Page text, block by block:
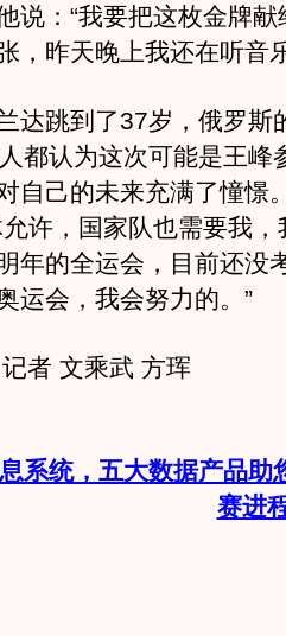
说：“我要把这枚金牌
，昨天晚上我还在听音
跳到了37岁，俄罗斯
都认为这次可能是王峰
自己的未来充满了憧憬
许，国家队也需要我，
年的全运会，目前还没
运会，我会努力的。”
者 文乘武 方珲
系统，五大数据产品助
赛进